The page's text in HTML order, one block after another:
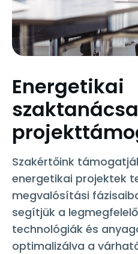
Energetikai
Szakértőink
energetikai projektek
megvalósítási
segítjük a
technológiák és
optimalizálva a